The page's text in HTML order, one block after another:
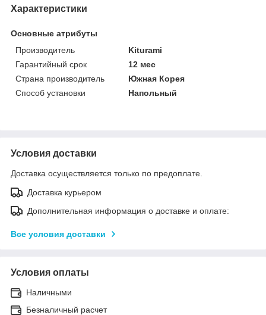
Характеристики
Основные атрибуты
Производитель
Kiturami
Гарантийный срок
12 мес
Страна производитель
Южная Корея
Способ установки
Напольный
Условия доставки
Доставка осуществляется только по предоплате.
Доставка курьером
Дополнительная информация о доставке и оплате:
Все условия доставки
Условия оплаты
Наличными
Безналичный расчет